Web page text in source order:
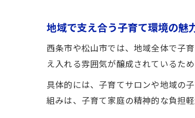
地域で支え合う子育て環境の魅
西条市や松山市では、地域全体で子
え入れる雰囲気が醸成されているた
具体的には、子育てサロンや地域の
組みは、子育て家庭の精神的な負担